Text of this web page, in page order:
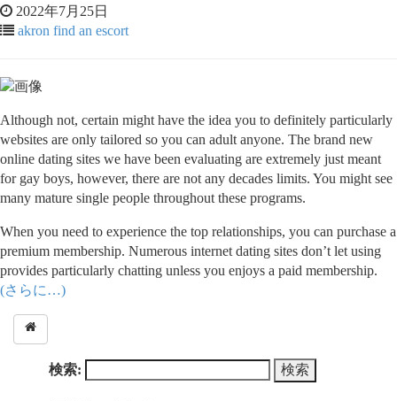
2022年7月25日
akron find an escort
Although not, certain might have the idea you to definitely particularly
websites are only tailored so you can adult anyone. The brand new
online dating sites we have been evaluating are extremely just meant
for gay boys, however, there are not any decades limits. You might see
many mature single people throughout these programs.
When you need to experience the top relationships, you can purchase a
premium membership. Numerous internet dating sites don’t let using
provides particularly chatting unless you enjoys a paid membership.
(さらに…)
検索: